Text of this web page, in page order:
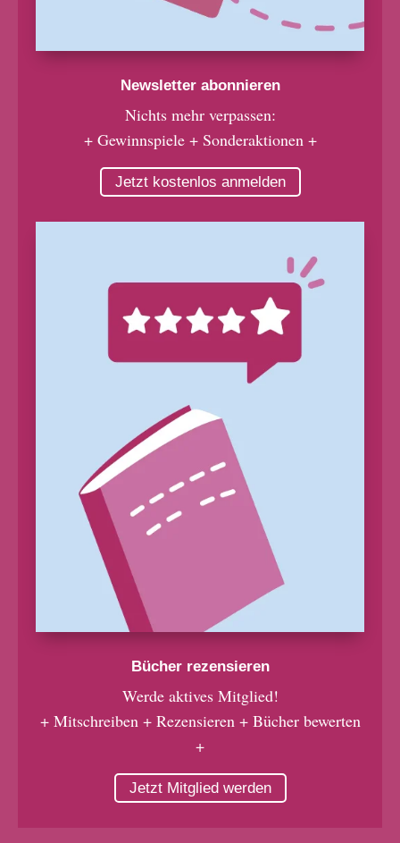
Newsletter abonnieren
Nichts mehr verpassen:
+ Gewinnspiele + Sonderaktionen +
Jetzt kostenlos anmelden
Bücher rezensieren
Werde aktives Mitglied!
+ Mitschreiben + Rezensieren + Bücher bewerten
+
Jetzt Mitglied werden